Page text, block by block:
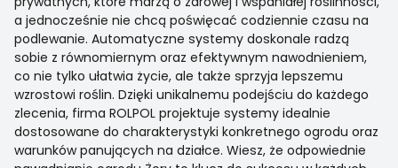
a jednocześnie nie chcą poświęcać codziennie czasu na
podlewanie. Automatyczne systemy doskonale radzą
sobie z równomiernym oraz efektywnym nawodnieniem,
co nie tylko ułatwia życie, ale także sprzyja lepszemu
wzrostowi roślin. Dzięki unikalnemu podejściu do każdego
zlecenia, firma ROLPOL projektuje systemy idealnie
dostosowane do charakterystyki konkretnego ogrodu oraz
warunków panujących na działce. Wiesz, że odpowiednie